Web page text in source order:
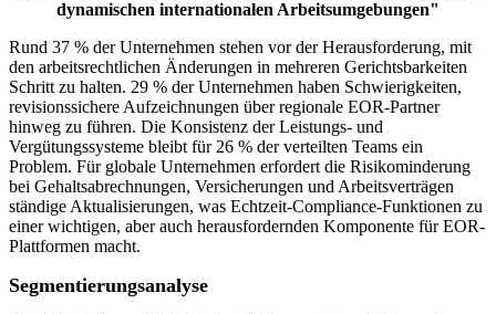
dynamischen internationalen Arbeitsumgebungen"
Rund 37 % der Unternehmen stehen vor der Herausforderung, mit
den arbeitsrechtlichen Änderungen in mehreren Gerichtsbarkeiten
Schritt zu halten. 29 % der Unternehmen haben Schwierigkeiten,
revisionssichere Aufzeichnungen über regionale EOR-Partner
hinweg zu führen. Die Konsistenz der Leistungs- und
Vergütungssysteme bleibt für 26 % der verteilten Teams ein
Problem. Für globale Unternehmen erfordert die Risikominderung
bei Gehaltsabrechnungen, Versicherungen und Arbeitsverträgen
ständige Aktualisierungen, was Echtzeit-Compliance-Funktionen zu
einer wichtigen, aber auch herausfordernden Komponente für EOR-
Plattformen macht.
Segmentierungsanalyse